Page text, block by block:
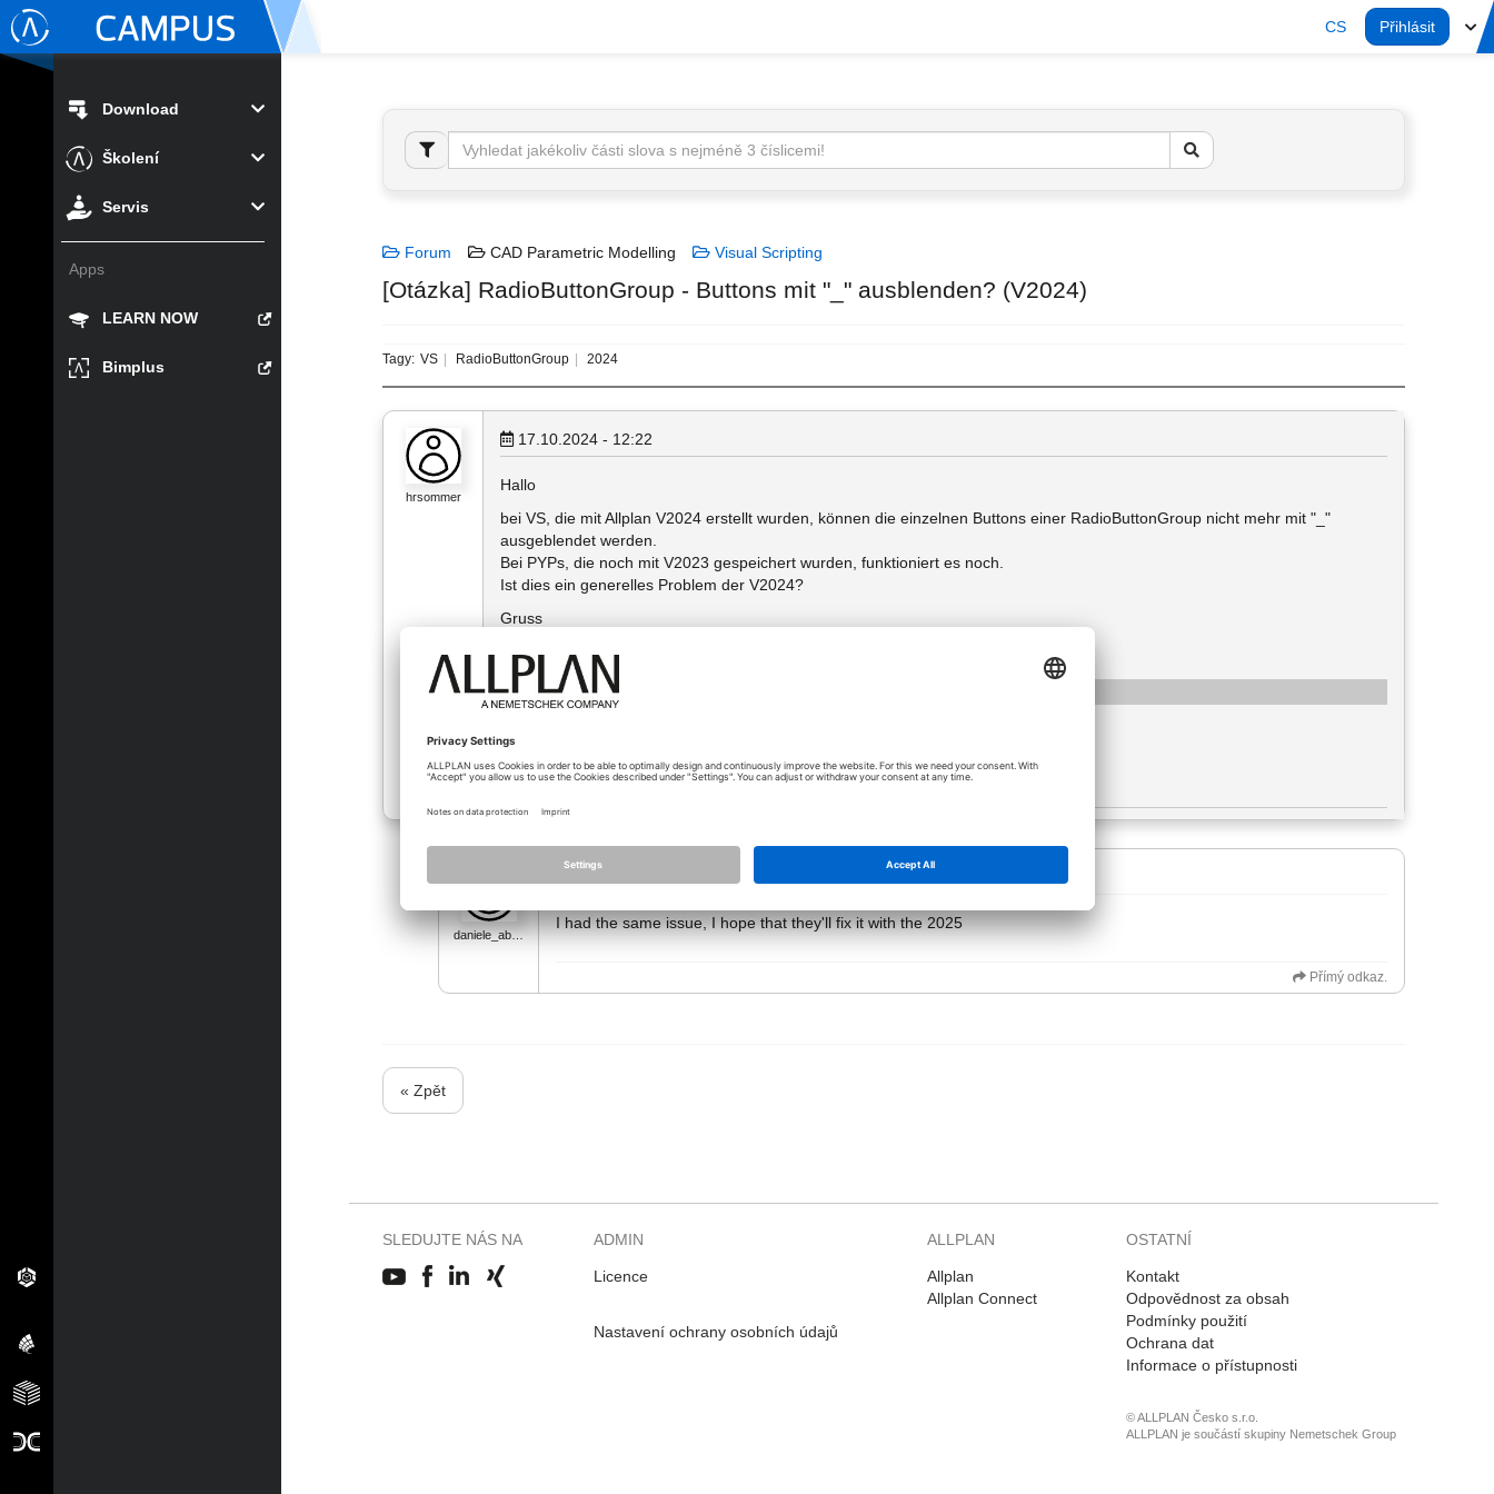
CS Přihlásit
Download
Školení
Servis
Apps
LEARN NOW
Bimplus
Forum CAD Parametric Modelling Visual Scripting
[Otázka] RadioButtonGroup - Buttons mit "_" ausblenden? (V2024)
Tagy: VS RadioButtonGroup 2024
hrsommer
17.10.2024 - 12:22
Hallo
bei VS, die mit Allplan V2024 erstellt wurden, können die einzelnen Buttons einer RadioButtonGroup nicht mehr mit "_"
ausgeblendet werden.
Bei PYPs, die noch mit V2023 gespeichert wurden, funktioniert es noch.
Ist dies ein generelles Problem der V2024?
Gruss
Přílohy (1)
RadioButtonGroup.png
Size: 39,84 KiB
daniele_ab…
I had the same issue, I hope that they'll fix it with the 2025
Přímý odkaz.
« Zpět
SLEDUJTE NÁS NA ADMIN
Licence
Nastavení ochrany osobních údajů
ALLPLAN
Allplan
Allplan Connect
OSTATNÍ
Kontakt
Odpovědnost za obsah
Podmínky použití
Ochrana dat
Informace o přístupnosti
© ALLPLAN Česko s.r.o.
ALLPLAN je součástí skupiny Nemetschek Group